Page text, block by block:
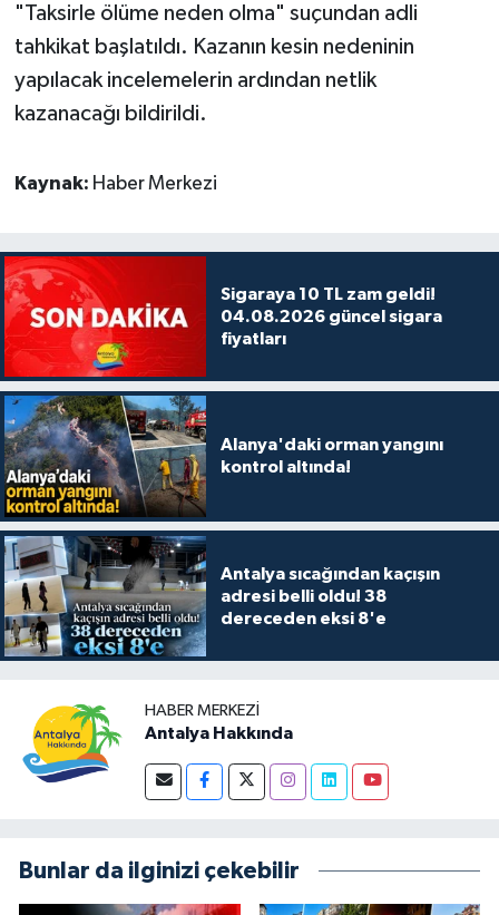
"Taksirle ölüme neden olma" suçundan adli
tahkikat başlatıldı. Kazanın kesin nedeninin
yapılacak incelemelerin ardından netlik
kazanacağı bildirildi.
Kaynak: Haber Merkezi
Sigaraya 10 TL zam geldi!
04.08.2026 güncel sigara
fiyatları
Alanya'daki orman yangını
kontrol altında!
Antalya sıcağından kaçışın
adresi belli oldu! 38
dereceden eksi 8'e
HABER MERKEZI
Antalya Hakkında
Bunlar da ilginizi çekebilir